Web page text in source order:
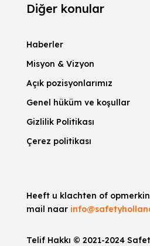
Diğer konular
Haberler
Misyon & Vizyon
Açık pozisyonlarımız
Genel hüküm ve koşullar
Gizlilik Politikası
Çerez politikası
Heeft u klachten of
mail naar
Telif Hakkı © 2021-2024